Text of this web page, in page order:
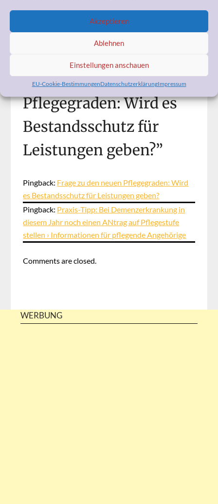
Akzeptieren
Ablehnen
Einstellungen anschauen
EU-Cookie-BestimmungenDatenschutzerklärungImpressum
den neuen
Pflegegraden: Wird es
Bestandsschutz für
Leistungen geben?”
Pingback: Frage zu den neuen Pflegegraden: Wird
es Bestandsschutz für Leistungen geben?
Pingback: Praxis-Tipp: Bei Demenzerkrankung in
diesem Jahr noch einen ANtrag auf Pflegestufe
stellen › Informationen für pflegende Angehörige
Comments are closed.
WERBUNG